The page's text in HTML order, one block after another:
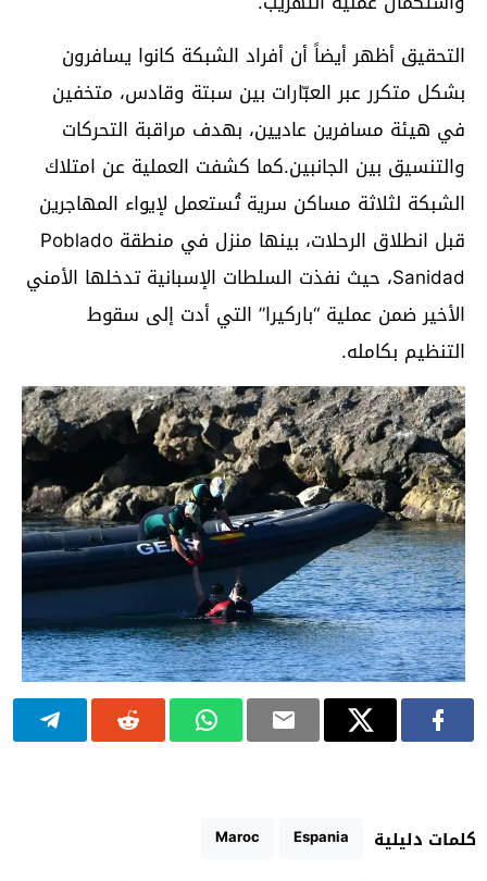
التحقيق أظهر أيضاً أن أفراد الشبكة كانوا يسافرون
بشكل متكرر عبر العبّارات بين سبتة وقادس، متخفين
في هيئة مسافرين عاديين، بهدف مراقبة التحركات
والتنسيق بين الجانبين.كما كشفت العملية عن امتلاك
الشبكة لثلاثة مساكن سرية تُستعمل لإيواء المهاجرين
قبل انطلاق الرحلات، بينها منزل في منطقة Poblado
Sanidad، حيث نفذت السلطات الإسبانية تدخلها الأمني
الأخير ضمن عملية “باركيرا” التي أدت إلى سقوط
التنظيم بكامله.
كلمات دليلية Espania
Maroc